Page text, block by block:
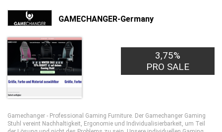
GAMECHANGER-Germany
3,75%
PRO SALE
Gamechanger - Professional Gaming Furniture. Der Gamechanger Gaming
Stuhl vereint Nachhaltigkeit, Ergonomie und Individualisierbarkeit, um Teil